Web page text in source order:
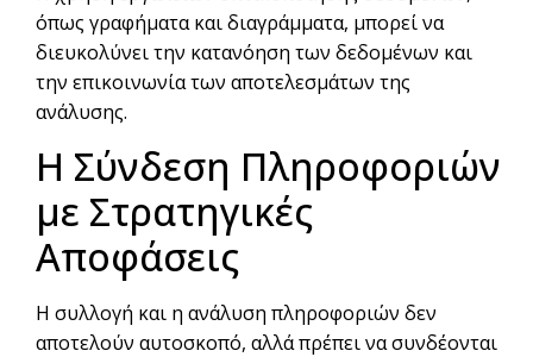
όπως γραφήματα και διαγράμματα, μπορεί να
διευκολύνει την κατανόηση των δεδομένων και
την επικοινωνία των αποτελεσμάτων της
ανάλυσης.
Η Σύνδεση Πληροφοριών
με Στρατηγικές
Αποφάσεις
Η συλλογή και η ανάλυση πληροφοριών δεν
αποτελούν αυτοσκοπό, αλλά πρέπει να συνδέονται